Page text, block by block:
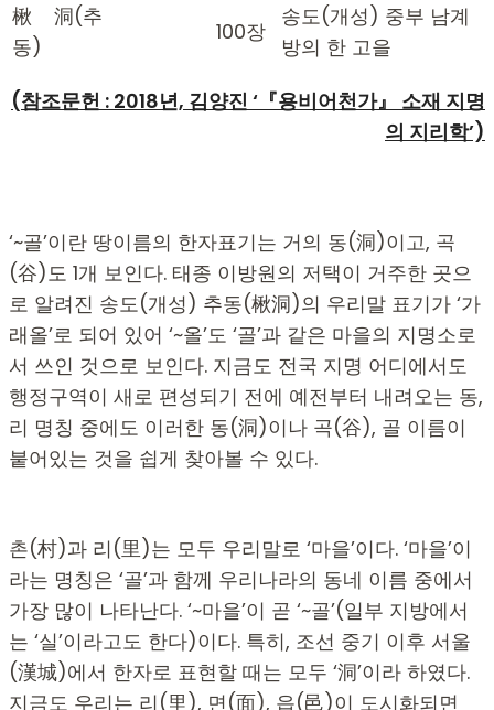
楸 洞(추
동)
100장
송도(개성) 중부 남계
방의 한 고을
(참조문헌 : 2018년, 김양진 ‘『용비어천가』 소재 지명
의 지리학’)
‘~골’이란 땅이름의 한자표기는 거의 동(洞)이고, 곡
(谷)도 1개 보인다. 태종 이방원의 저택이 거주한 곳으
로 알려진 송도(개성) 추동(楸洞)의 우리말 표기가 ‘가
래올’로 되어 있어 ‘~올’도 ‘골’과 같은 마을의 지명소로
서 쓰인 것으로 보인다. 지금도 전국 지명 어디에서도
행정구역이 새로 편성되기 전에 예전부터 내려오는 동,
리 명칭 중에도 이러한 동(洞)이나 곡(谷), 골 이름이
붙어있는 것을 쉽게 찾아볼 수 있다.
촌(村)과 리(里)는 모두 우리말로 ‘마을’이다. ‘마을’이
라는 명칭은 ‘골’과 함께 우리나라의 동네 이름 중에서
가장 많이 나타난다. ‘~마을’이 곧 ‘~골’(일부 지방에서
는 ‘실’이라고도 한다)이다. 특히, 조선 중기 이후 서울
(漢城)에서 한자로 표현할 때는 모두 ‘洞’이라 하였다.
지금도 우리는 리(里), 면(面), 읍(邑)이 도시화되면